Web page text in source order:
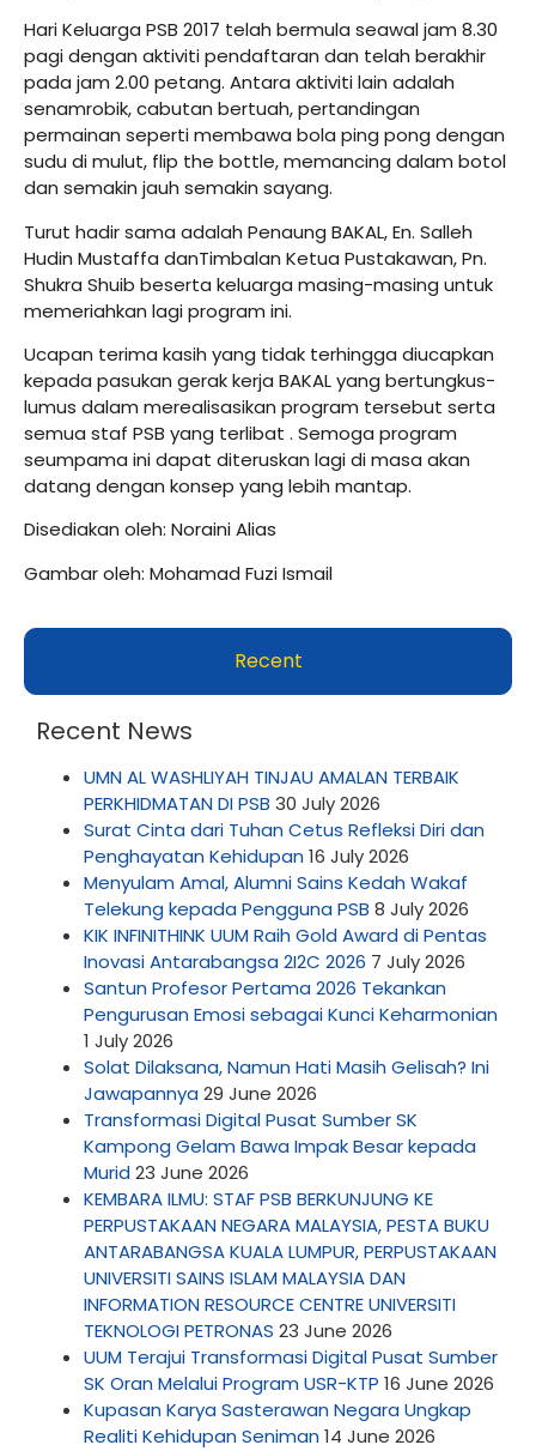
Hari Keluarga PSB 2017 telah bermula seawal jam 8.30
pagi dengan aktiviti pendaftaran dan telah berakhir
pada jam 2.00 petang. Antara aktiviti lain adalah
senamrobik, cabutan bertuah, pertandingan
permainan seperti membawa bola ping pong dengan
sudu di mulut, flip the bottle, memancing dalam botol
dan semakin jauh semakin sayang.
Turut hadir sama adalah Penaung BAKAL, En. Salleh
Hudin Mustaffa danTimbalan Ketua Pustakawan, Pn.
Shukra Shuib beserta keluarga masing-masing untuk
memeriahkan lagi program ini.
Ucapan terima kasih yang tidak terhingga diucapkan
kepada pasukan gerak kerja BAKAL yang bertungkus-
lumus dalam merealisasikan program tersebut serta
semua staf PSB yang terlibat . Semoga program
seumpama ini dapat diteruskan lagi di masa akan
datang dengan konsep yang lebih mantap.
Disediakan oleh: Noraini Alias
Gambar oleh: Mohamad Fuzi Ismail
Recent
Recent News
UMN AL WASHLIYAH TINJAU AMALAN TERBAIK
PERKHIDMATAN DI PSB 30 July 2026
Surat Cinta dari Tuhan Cetus Refleksi Diri dan
Penghayatan Kehidupan 16 July 2026
Menyulam Amal, Alumni Sains Kedah Wakaf
Telekung kepada Pengguna PSB 8 July 2026
KIK INFINITHINK UUM Raih Gold Award di Pentas
Inovasi Antarabangsa 2I2C 2026 7 July 2026
Santun Profesor Pertama 2026 Tekankan
Pengurusan Emosi sebagai Kunci Keharmonian
1 July 2026
Solat Dilaksana, Namun Hati Masih Gelisah? Ini
Jawapannya 29 June 2026
Transformasi Digital Pusat Sumber SK
Kampong Gelam Bawa Impak Besar kepada
Murid 23 June 2026
KEMBARA ILMU: STAF PSB BERKUNJUNG KE
PERPUSTAKAAN NEGARA MALAYSIA, PESTA BUKU
ANTARABANGSA KUALA LUMPUR, PERPUSTAKAAN
UNIVERSITI SAINS ISLAM MALAYSIA DAN
INFORMATION RESOURCE CENTRE UNIVERSITI
TEKNOLOGI PETRONAS 23 June 2026
UUM Terajui Transformasi Digital Pusat Sumber
SK Oran Melalui Program USR-KTP 16 June 2026
Kupasan Karya Sasterawan Negara Ungkap
Realiti Kehidupan Seniman 14 June 2026